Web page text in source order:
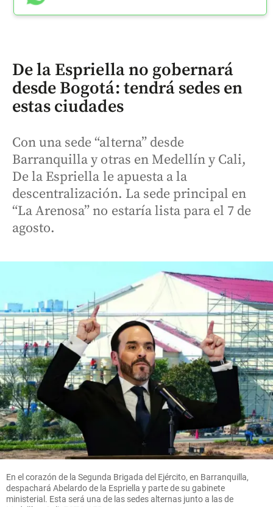
De la Espriella no gobernará
desde Bogotá: tendrá sedes en
estas ciudades
Con una sede “alterna” desde
Barranquilla y otras en Medellín y Cali,
De la Espriella le apuesta a la
descentralización. La sede principal en
“La Arenosa” no estaría lista para el 7 de
agosto.
En el corazón de la Segunda Brigada del Ejército, en Barranquilla,
despachará Abelardo de la Espriella y parte de su gabinete
ministerial. Esta será una de las sedes alternas junto a las de